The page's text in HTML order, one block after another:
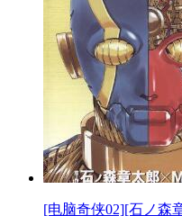
[电脑奇侠02][石ノ森